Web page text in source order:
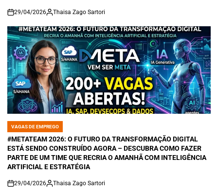
on
29/04/2026 Thaisa Zago Sartori
POSTED
IN
VAGAS DE EMPREGO
#METATEAM 2026: O FUTURO DA TRANSFORMAÇÃO DIGITAL
ESTÁ SENDO CONSTRUÍDO AGORA – DESCUBRA COMO FAZER
PARTE DE UM TIME QUE RECRIA O AMANHÃ COM INTELIGÊNCIA
ARTIFICIAL E ESTRATÉGIA
on
29/04/2026 Thaisa Zago Sartori